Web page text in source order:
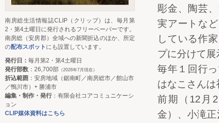
彫金、陶芸
実アートな
している作
プに分けて展
毎年１回行
はなこさんは
前期（12月
金）、小滝
南房総生活情報誌CLIP（クリップ）は、毎月第
2・第4土曜日に発行されるフリーペーパーです。
南房総（安房郡）全域への新聞折込のほか、所定
の配布スポット にも設置しています。
発行日： 毎月第2・第4土曜日
発行部数 ：26,700部 （2026年7月現在）
折込範囲 ：安房地域（鋸南町／南房総市／館山市
／鴨川市）+ 勝浦市
編集・制作・発行：有限会社コアコミュニケーシ
ョン
CLIP媒体資料はこちら